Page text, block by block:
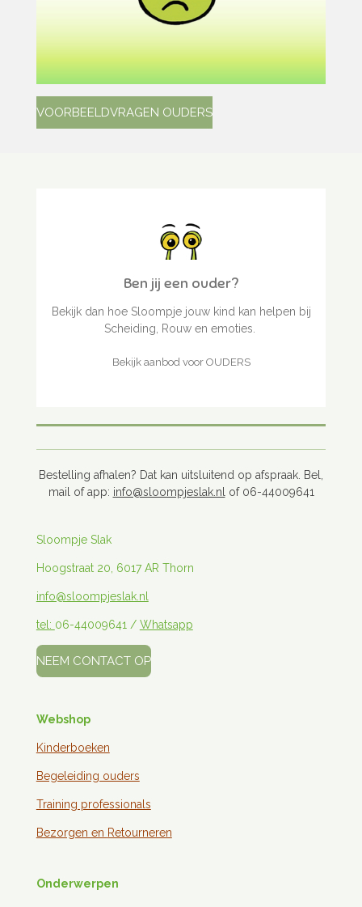
VOORBEELDVRAGEN OUDERS
Ben jij een ouder?
Bekijk dan hoe Sloompje jouw kind kan helpen bij
Scheiding, Rouw en emoties.
Bekijk aanbod voor OUDERS
Bestelling afhalen? Dat kan uitsluitend op afspraak. Bel,
mail of app: info@sloompjeslak.nlof 06-44009641
Sloompje Slak
Hoogstraat 20, 6017 AR Thorn
info@sloompjeslak.nl
tel: 06-44009641 / Whatsapp
NEEM CONTACT OP
Webshop
Kinderboeken
Begeleiding ouders
Training professionals
Bezorgen en Retourneren
Onderwerpen